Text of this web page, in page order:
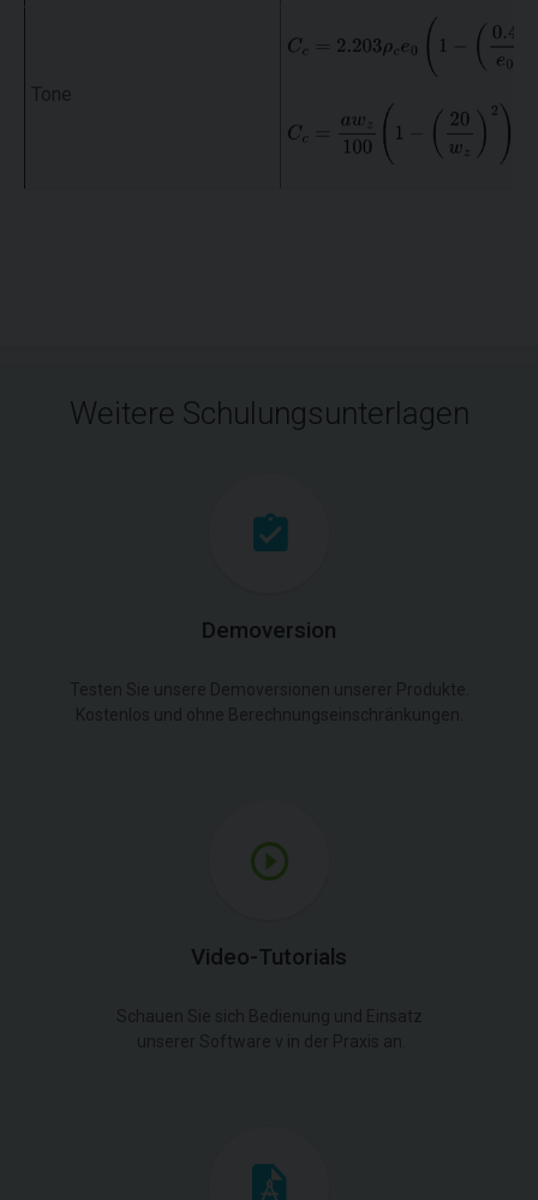
Tone
Weitere Schulungsunterlagen
Demoversion
Testen Sie unsere Demoversionen unserer Produkte.
Kostenlos und ohne Berechnungseinschränkungen.
Video-Tutorials
Schauen Sie sich Bedienung und Einsatz
unserer Software v in der Praxis an.